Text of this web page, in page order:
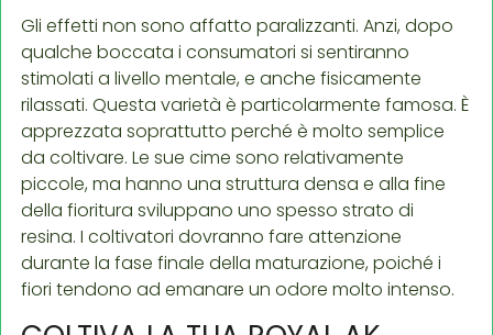
Gli effetti non sono affatto paralizzanti. Anzi, dopo
qualche boccata i consumatori si sentiranno
stimolati a livello mentale, e anche fisicamente
rilassati. Questa varietà è particolarmente famosa. È
apprezzata soprattutto perché è molto semplice
da coltivare. Le sue cime sono relativamente
piccole, ma hanno una struttura densa e alla fine
della fioritura sviluppano uno spesso strato di
resina. I coltivatori dovranno fare attenzione
durante la fase finale della maturazione, poiché i
fiori tendono ad emanare un odore molto intenso.